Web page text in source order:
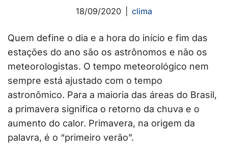
18/09/2020 clima
Quem define o dia e a hora do início e fim das
estações do ano são os astrônomos e não os
meteorologistas. O tempo meteorológico nem
sempre está ajustado com o tempo
astronômico. Para a maioria das áreas do Brasil,
a primavera significa o retorno da chuva e o
aumento do calor. Primavera, na origem da
palavra, é o “primeiro verão”.